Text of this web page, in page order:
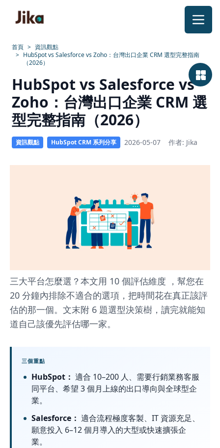
首頁 > 資訊觀點
> HubSpot vs Salesforce vs Zoho：台灣出口企業 CRM 選型完整指南
（2026）
HubSpot
vs
Salesforce
vs
Zoho：
業
CRM
選
型
完
HubSpot vs Salesforce vs
Zoho：台灣出口企業 CRM 選
型完整指南（2026）
資訊觀點 HubSpot CRM 系列分享 2026-05-07 作者: Jika
三大平台怎麼選？本文用 10 個評估維度 ，幫您在
20 分鐘內排除不適合的選項，把時間花在真正該評
估的那一個。文末附 6 題選型決策樹，讀完就能知
道自己該優先評估哪一家。
三個重點
HubSpot： 適合 10–200 人、需要行銷業務客服
同平台、希望 3 個月上線的出口導向與全球型企
業。
Salesforce： 適合流程極度客製、IT 資源充足、
願意投入 6–12 個月導入的大型或快速擴張企
業。